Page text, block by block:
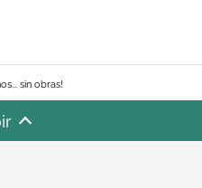
sin obras!